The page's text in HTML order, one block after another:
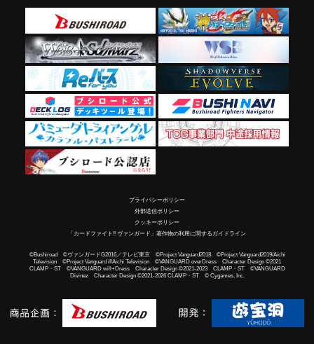
プライバシーポリシー
外部送信ポリシー
クッキーポリシー
「カードファイト!! ヴァンガード」著作物の利用に関するガイドライン
©Bushiroad ©ヴァンガードG2016／テレビ東京 ©Project Vanguard2018 ©Project Vanguard2019/Aichi
Television ©Project Vanguard if/Aichi Television ©VANGUARD overDress Character Design ©2021
CLAMP・ST ©VANGUARD will+Dress Character Design ©2021-2023 CLAMP・ST ©VANGUARD
Divinez Character Design ©2021-2026 CLAMP・ST © Cygames, Inc.